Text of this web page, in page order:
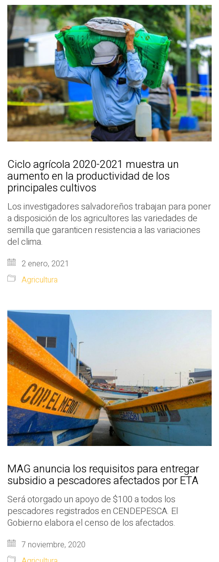
Ciclo agrícola 2020-2021 muestra un
aumento en la productividad de los
principales cultivos
Los investigadores salvadoreños trabajan para poner
a disposición de los agricultores las variedades de
semilla que garanticen resistencia a las variaciones
del clima.
2 enero, 2021
Agricultura
MAG anuncia los requisitos para entregar
subsidio a pescadores afectados por ETA
Será otorgado un apoyo de $100 a todos los
pescadores registrados en CENDEPESCA. El
Gobierno elabora el censo de los afectados.
7 noviembre, 2020